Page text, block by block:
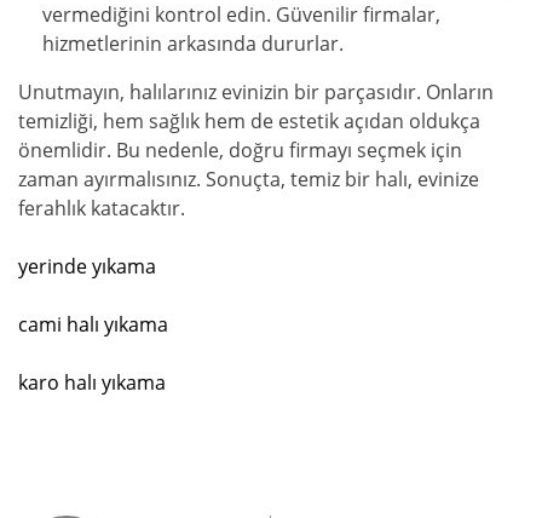
vermediğini kontrol edin. Güvenilir firmalar,
hizmetlerinin arkasında dururlar.
Unutmayın, halılarınız evinizin bir parçasıdır. Onların
temizliği, hem sağlık hem de estetik açıdan oldukça
önemlidir. Bu nedenle, doğru firmayı seçmek için
zaman ayırmalısınız. Sonuçta, temiz bir halı, evinize
ferahlık katacaktır.
yerinde yıkama
cami halı yıkama
karo halı yıkama